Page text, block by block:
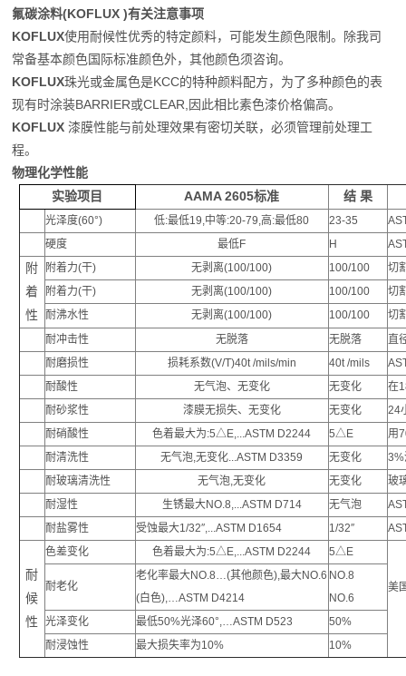
氟碳涂料(KOFLUX )有关注意事项
KOFLUX使用耐候性优秀的特定颜料，可能发生颜色限制。除我司
常备基本颜色国际标准颜色外，其他颜色须咨询。
KOFLUX珠光或金属色是KCC的特种颜料配方，为了多种颜色的表
现有时涂装BARRIER或CLEAR, 因此相比素色漆价格偏高。
KOFLUX漆膜性能与前处理效果有密切关联，必须管理前处理工
程。
物理化学性能
实验项目
AAMA 2605标准 结 果
光泽度(60°) 低:最低19,中等:20-79,高:最低80 23-35
硬度
最低F H
附
着
性
附着力(干) 无剥离(100/100) 100/100
切
附着力(干)
无剥离(100/100) 100/100
切
耐沸水性
无剥离(100/100) 100/100
切
耐冲击性
无脱落 无脱落
直
耐磨损性
损耗系数(V/T)40t/mils/min 40t/mils
耐酸性
无气泡、无变化 无变化
在
耐砂浆性
漆膜无损失、无变化 无变化 24
耐硝酸性
色着最大为:5△E,...ASTM D2244 5△E
用
耐清洗性
无气泡,无变化...ASTM D3359 无变化 3%
耐玻璃清洗性
无气泡,无变化 无变化
玻
耐湿性
生锈最大NO.8,...ASTM D714 无气泡
耐盐雾性
受蚀最大1/32″,...ASTM D1654 1/32″
耐
候
性
色差变化 色着最大为:5△E,...ASTM D2244 5△E
美
耐老化
老化率最大NO.8…(其他颜色),最大NO.6
(白色),…ASTM D4214
NO.8
NO.6
光泽变化
最低50%光泽60°,…ASTM D523
50%
耐浸蚀性
最大损失率为10% 10%